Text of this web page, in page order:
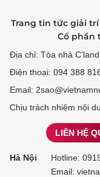
Trang tin tức giải
Cổ phần
Địa chỉ: Tòa nhà
Điện thoại: 094 388
Email:
Chịu trách nhiệm nội
LIÊN HỆ
Hà Nội Hotline:
Email: